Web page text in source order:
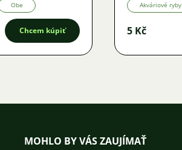
Obe
Chcem kúpiť
Akváriové ryby
5 Kč
MOHLO BY VÁS ZAUJÍMAŤ